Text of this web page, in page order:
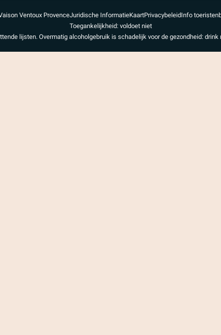
Ventoux ProvenceJuridische InformatieKaartPrivacybeleidInfo
Toegankelijkheid: voldoet niet
lijsten. Overmatig alcoholgebruik is schadelijk voor de gezondheid: drink